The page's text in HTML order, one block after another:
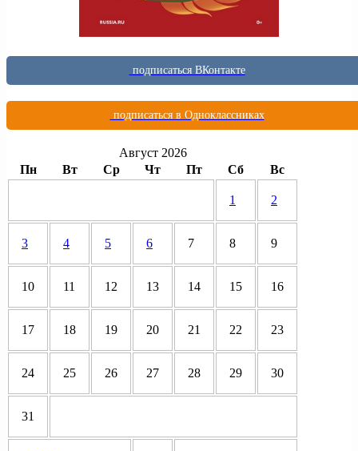
подписаться ВКонтакте
подписаться в Одноклассниках
Август 2026
Пн
Вт Ср Чт Пт Сб Вс
1 2
3 4 5 6 7 8 9
10 11 12 13 14 15 16
17 18 19 20 21 22 23
24 25 26 27 28 29 30
31